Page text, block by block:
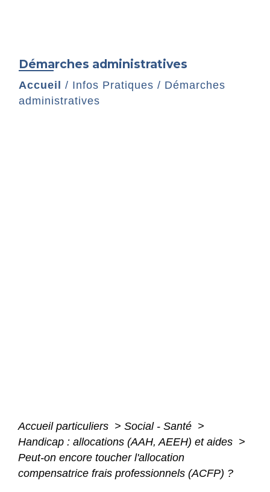
Démarches administratives
Accueil / Infos Pratiques / Démarches
administratives
Accueil particuliers > Social - Santé >
Handicap : allocations (AAH, AEEH) et aides >
Peut-on encore toucher l'allocation
compensatrice frais professionnels (ACFP) ?